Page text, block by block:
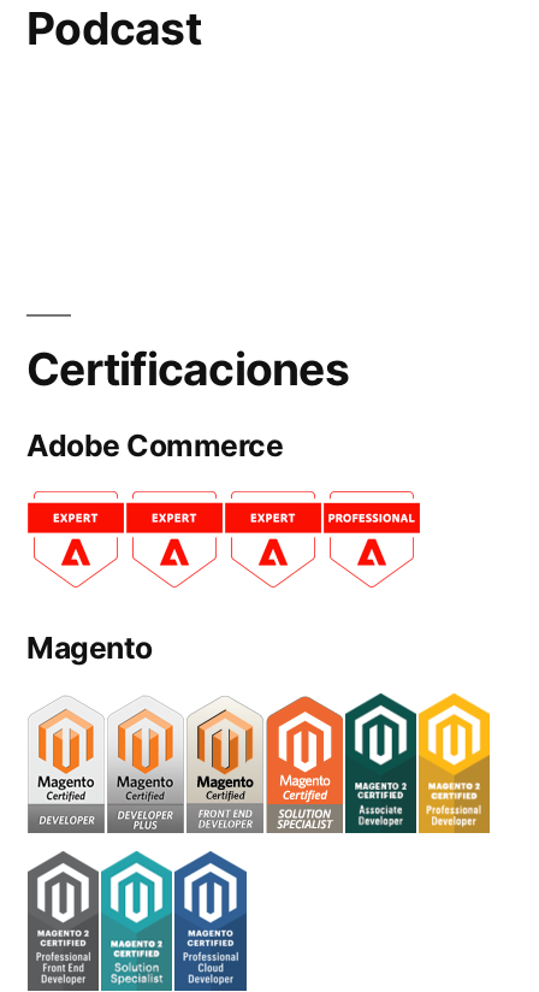
Podcast
Certificaciones
Adobe Commerce
Magento